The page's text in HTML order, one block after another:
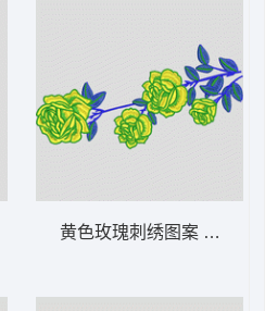
黄色玫瑰刺绣图案 靓花